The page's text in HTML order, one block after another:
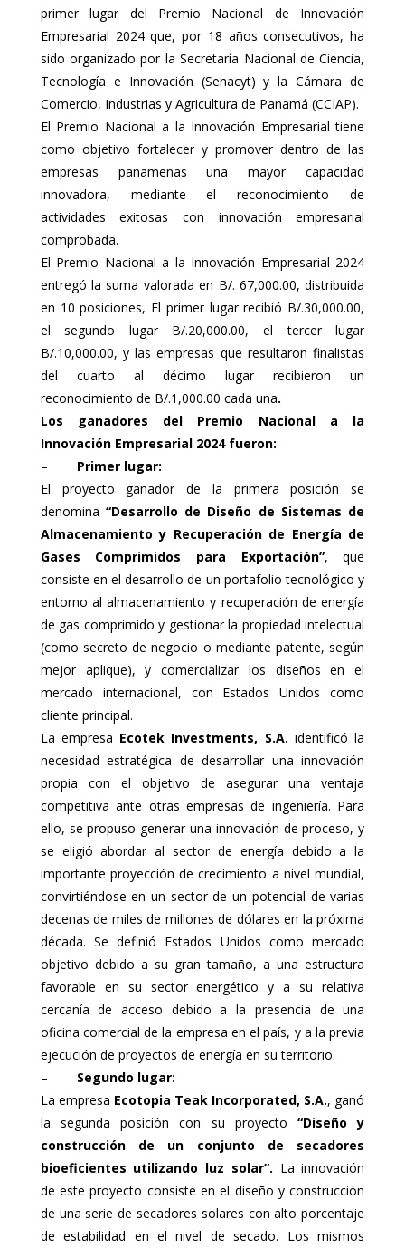
primer lugar del Premio Nacional de Innovación
Empresarial 2024 que, por 18 años consecutivos, ha
sido organizado por la Secretaría Nacional de Ciencia,
Tecnología e Innovación (Senacyt) y la Cámara de
Comercio, Industrias y Agricultura de Panamá (CCIAP).
El Premio Nacional a la Innovación Empresarial tiene
como objetivo fortalecer y promover dentro de las
empresas panameñas una mayor capacidad
innovadora, mediante el reconocimiento de
actividades exitosas con innovación empresarial
comprobada.
El Premio Nacional a la Innovación Empresarial 2024
entregó la suma valorada en B/. 67,000.00, distribuida
en 10 posiciones, El primer lugar recibió B/.30,000.00,
el segundo lugar B/.20,000.00, el tercer lugar
B/.10,000.00, y las empresas que resultaron finalistas
del cuarto al décimo lugar recibieron un
reconocimiento de B/.1,000.00 cada una.
Los ganadores del Premio Nacional a la
Innovación Empresarial 2024 fueron:
– Primer lugar:
El proyecto ganador de la primera posición se
denomina“Desarrollo de Diseño de Sistemas de
Almacenamiento y Recuperación de Energía de
Gases Comprimidos para Exportación”, que
consiste en el desarrollo de un portafolio tecnológico y
entorno al almacenamiento y recuperación de energía
de gas comprimido y gestionar la propiedad intelectual
(como secreto de negocio o mediante patente, según
mejor aplique), y comercializar los diseños en el
mercado internacional, con Estados Unidos como
cliente principal.
La empresa Ecotek Investments, S.A. identificó la
necesidad estratégica de desarrollar una innovación
propia con el objetivo de asegurar una ventaja
competitiva ante otras empresas de ingeniería. Para
ello, se propuso generar una innovación de proceso, y
se eligió abordar al sector de energía debido a la
importante proyección de crecimiento a nivel mundial,
convirtiéndose en un sector de un potencial de varias
decenas de miles de millones de dólares en la próxima
década. Se definió Estados Unidos como mercado
objetivo debido a su gran tamaño, a una estructura
favorable en su sector energético y a su relativa
cercanía de acceso debido a la presencia de una
oficina comercial de la empresa en el país, y a la previa
ejecución de proyectos de energía en su territorio.
– Segundo lugar:
La empresa Ecotopia Teak Incorporated, S.A., ganó
la segunda posición con su proyecto “Diseño y
construcción de un conjunto de secadores
bioeficientes utilizando luz solar”. La innovación
de este proyecto consiste en el diseño y construcción
de una serie de secadores solares con alto porcentaje
de estabilidad en el nivel de secado. Los mismos